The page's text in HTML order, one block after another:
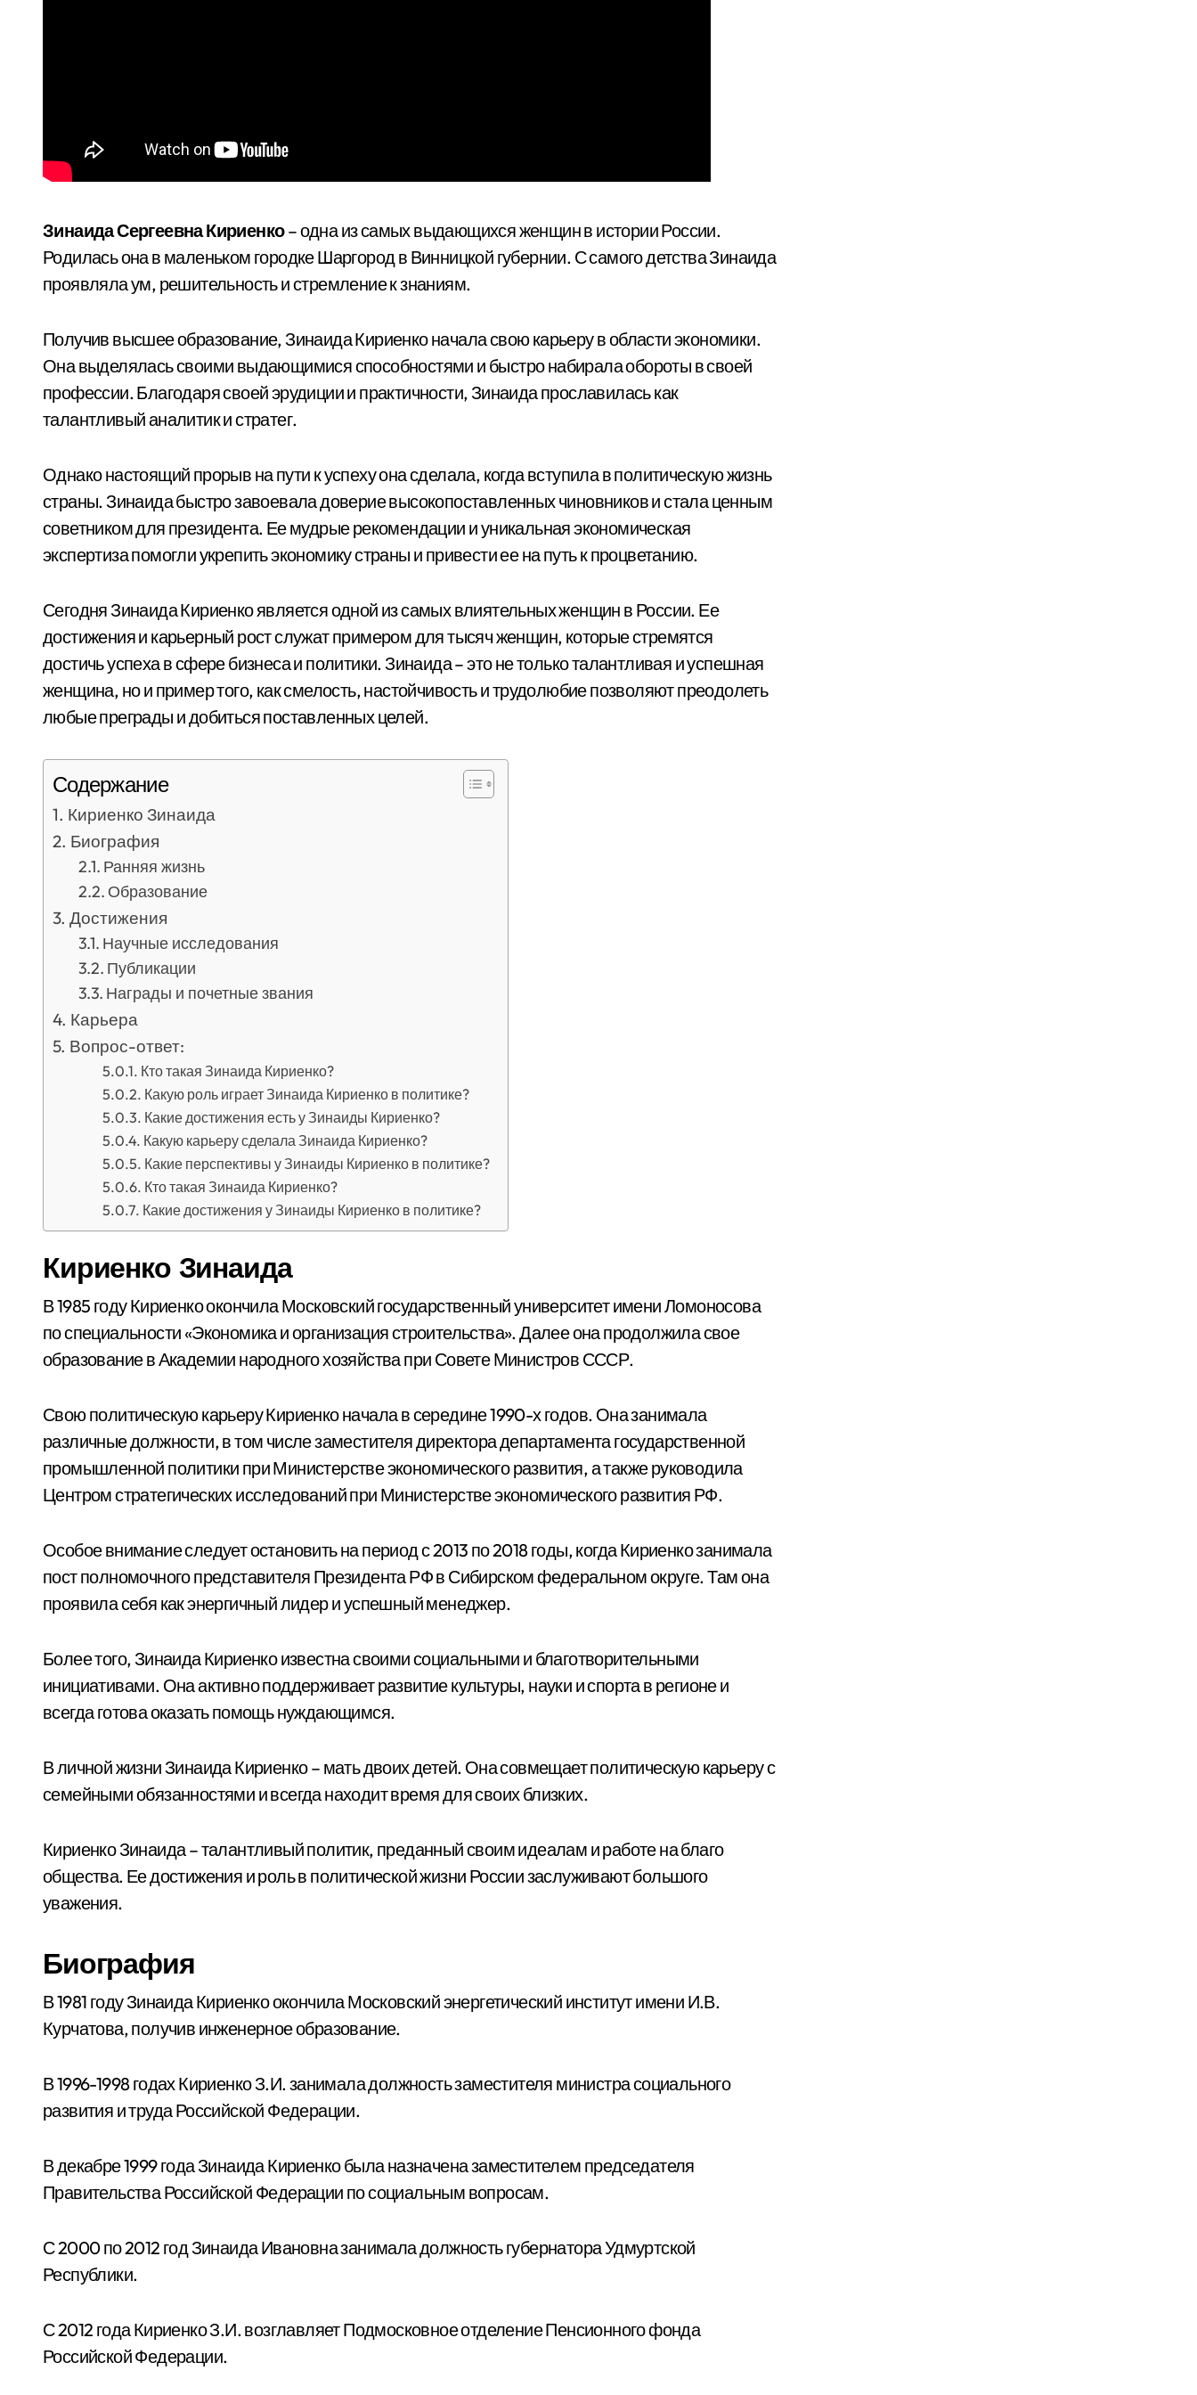
Зинаида Сергеевна Кириенко– одна из самых выдающихся женщин в истории России.
Родилась она в маленьком городке Шаргород в Винницкой губернии. С самого детства Зинаида
проявляла ум, решительность и стремление к знаниям.
Получив высшее образование, Зинаида Кириенко начала свою карьеру в области экономики.
Она выделялась своими выдающимися способностями и быстро набирала обороты в своей
профессии. Благодаря своей эрудиции и практичности, Зинаида прославилась как
талантливый аналитик и стратег.
Однако настоящий прорыв на пути к успеху она сделала, когда вступила в политическую жизнь
страны. Зинаида быстро завоевала доверие высокопоставленных чиновников и стала ценным
советником для президента. Ее мудрые рекомендации и уникальная экономическая
экспертиза помогли укрепить экономику страны и привести ее на путь к процветанию.
Сегодня Зинаида Кириенко является одной из самых влиятельных женщин в России. Ее
достижения и карьерный рост служат примером для тысяч женщин, которые стремятся
достичь успеха в сфере бизнеса и политики. Зинаида – это не только талантливая и успешная
женщина, но и пример того, как смелость, настойчивость и трудолюбие позволяют преодолеть
любые преграды и добиться поставленных целей.
Содержание
Кириенко Зинаида
Биография
Ранняя жизнь
Образование
Достижения
Научные исследования
Публикации
Награды и почетные звания
Карьера
Вопрос-ответ:
Кто такая Зинаида Кириенко?
Какую роль играет Зинаида Кириенко в политике?
Какие достижения есть у Зинаиды Кириенко?
Какую карьеру сделала Зинаида Кириенко?
Какие перспективы у Зинаиды Кириенко в политике?
Кто такая Зинаида Кириенко?
Какие достижения у Зинаиды Кириенко в политике?
Кириенко Зинаида
В 1985 году Кириенко окончила Московский государственный университет имени Ломоносова
по специальности «Экономика и организация строительства». Далее она продолжила свое
образование в Академии народного хозяйства при Совете Министров СССР.
Свою политическую карьеру Кириенко начала в середине 1990-х годов. Она занимала
различные должности, в том числе заместителя директора департамента государственной
промышленной политики при Министерстве экономического развития, а также руководила
Центром стратегических исследований при Министерстве экономического развития РФ.
Особое внимание следует остановить на период с 2013 по 2018 годы, когда Кириенко занимала
пост полномочного представителя Президента РФ в Сибирском федеральном округе. Там она
проявила себя как энергичный лидер и успешный менеджер.
Более того, Зинаида Кириенко известна своими социальными и благотворительными
инициативами. Она активно поддерживает развитие культуры, науки и спорта в регионе и
всегда готова оказать помощь нуждающимся.
В личной жизни Зинаида Кириенко – мать двоих детей. Она совмещает политическую карьеру с
семейными обязанностями и всегда находит время для своих близких.
Кириенко Зинаида – талантливый политик, преданный своим идеалам и работе на благо
общества. Ее достижения и роль в политической жизни России заслуживают большого
уважения.
Биография
В 1981 году Зинаида Кириенко окончила Московский энергетический институт имени И.В.
Курчатова, получив инженерное образование.
В 1996-1998 годах Кириенко З.И. занимала должность заместителя министра социального
развития и труда Российской Федерации.
В декабре 1999 года Зинаида Кириенко была назначена заместителем председателя
Правительства Российской Федерации по социальным вопросам.
С 2000 по 2012 год Зинаида Ивановна занимала должность губернатора Удмуртской
Республики.
С 2012 года Кириенко З.И. возглавляет Подмосковное отделение Пенсионного фонда
Российской Федерации.